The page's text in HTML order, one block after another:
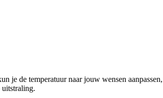
je de temperatuur naar jouw wensen
uitstraling.